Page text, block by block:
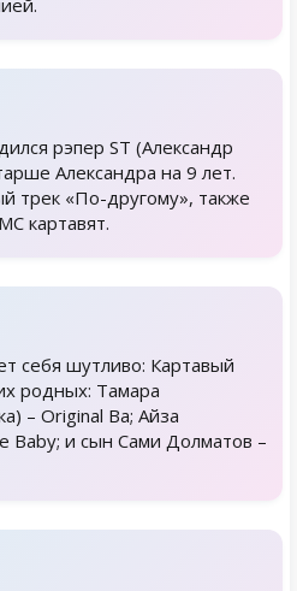
рэпер ST (Александр
Александра на 9 лет.
трек «По-другому», также
картавят.
себя шутливо: Картавый
родных: Тамара
– Original Ba; Айза
Baby; и сын Сами Долматов –